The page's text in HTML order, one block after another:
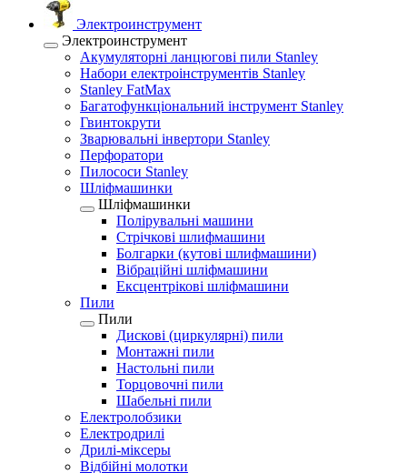
Электроинструмент
Электроинструмент
Акумуляторні ланцюгові пили Stanley
Набори електроінструментів Stanley
Stanley FatMax
Багатофункціональний інструмент Stanley
Гвинтокрути
Зварювальні інвертори Stanley
Перфоратори
Пилососи Stanley
Шліфмашинки
Шліфмашинки
Полірувальні машини
Стрічкові шлифмашини
Болгарки (кутові шлифмашини)
Вібраційні шліфмашини
Ексцентрікові шліфмашини
Пили
Пили
Дискові (циркулярні) пили
Монтажні пили
Настольні пили
Торцовочні пили
Шабельні пили
Електролобзики
Електродрилі
Дрилі-міксеры
Відбійні молотки